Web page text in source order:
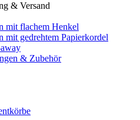
& Versand
mit flachem Henkel
mit gedrehtem Papierkordel
& Zubehör